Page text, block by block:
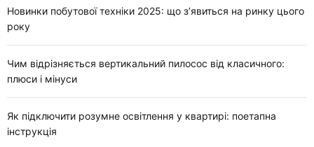
Новинки побутової техніки 2025: що з’явиться на ринку цього
року
Чим відрізняється вертикальний пилосос від класичного:
плюси і мінуси
Як підключити розумне освітлення у квартирі: поетапна
інструкція